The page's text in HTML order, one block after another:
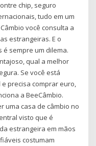
chip, seguro
tudo em um
você consulta a
estrangeiras. E o
sempre um dilema.
qual a melhor
Se você está
precisa comprar euro,
a BeeCâmbio.
uma casa de câmbio no
visto que é
estrangeira em mãos
costumam